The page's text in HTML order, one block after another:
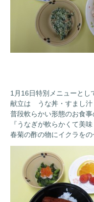
1月16日特別メニューとし
献立は うな丼・すまし汁
普段軟らかい形態のお食
『うなぎが軟らかくて美
春菊の酢の物にイクラを